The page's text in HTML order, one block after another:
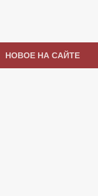
НОВОЕ НА САЙТЕ